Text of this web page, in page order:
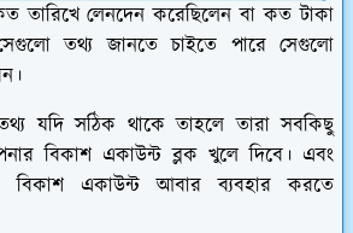
লেনদেন করেছিলেন বা কত টাকা
তথ্য জানতে চাইতে পারে সেগুলো
যদি সঠিক থাকে তাহলে তারা সবকিছু
বিকাশ একাউন্ট ব্লক খুলে দিবে। এবং
একাউন্ট আবার ব্যবহার করতে